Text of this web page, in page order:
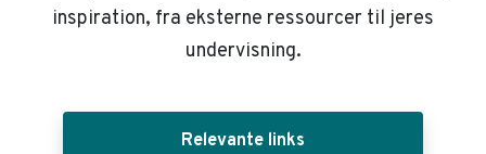
inspiration, fra eksterne ressourcer til jeres
undervisning.
Relevante links